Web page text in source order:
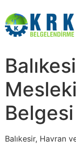
Belgesi
Balıkesir, Havran